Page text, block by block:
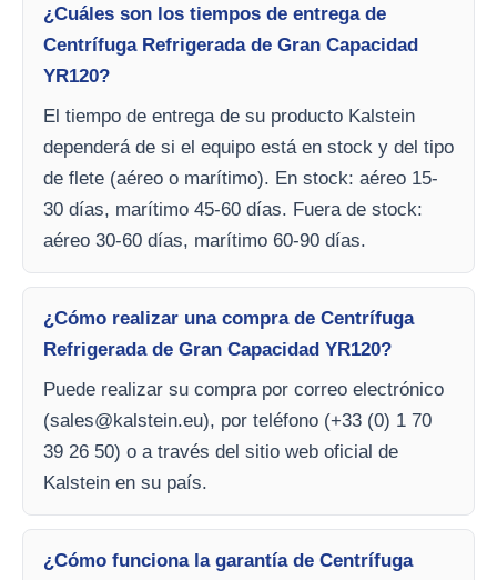
¿Cuáles son los tiempos de entrega de
Centrífuga Refrigerada de Gran Capacidad
YR120?
El tiempo de entrega de su producto Kalstein
dependerá de si el equipo está en stock y del tipo
de flete (aéreo o marítimo). En stock: aéreo 15-
30 días, marítimo 45-60 días. Fuera de stock:
aéreo 30-60 días, marítimo 60-90 días.
¿Cómo realizar una compra de Centrífuga
Refrigerada de Gran Capacidad YR120?
Puede realizar su compra por correo electrónico
(sales@kalstein.eu), por teléfono (+33 (0) 1 70
39 26 50) o a través del sitio web oficial de
Kalstein en su país.
¿Cómo funciona la garantía de Centrífuga